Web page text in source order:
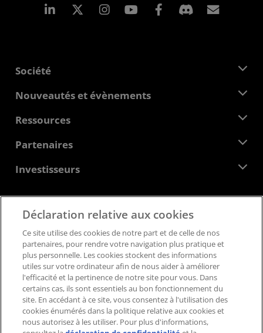
LinkedIn Instagram Facebook
Société
À propos d'AMD
Responsabilité d'entreprise
Carrières
Nous contacter
Nouveautés et évènements
Salle de presse
Médiathèque
Ressources
Centre pour les développeurs
Études de cas
Partenaires
Hub partenaires AMD
Programme universitaire AMD
Investisseurs
Conseil d'administration
Documents de gouvernance
Dépôts auprès de la SEC
Politique de confidentialité
Marques déposées
Transparence de la chaîne logistique
Concurrence équitable et ouverte
Stratégie fiscale britannique
Politique relative aux cookies
Paramètres des cookies
Déclaration relative aux cookies
Ce site utilise des cookies de notre part et de celle de nos
partenaires, pour rendre votre navigation plus pratique et
plus personnelle. Les cookies stockent des informations
utiles sur votre ordinateur afin de nous aider à améliorer
l'efficacité et la pertinence de notre site pour vous. Dans
certains cas, ils sont essentiels au bon fonctionnement du
site. En accédant à ce site, vous consentez à l'utilisation des
cookies énumérés dans la politique relative aux cookies et
nous autorisez à les utiliser. Pour plus d'informations,